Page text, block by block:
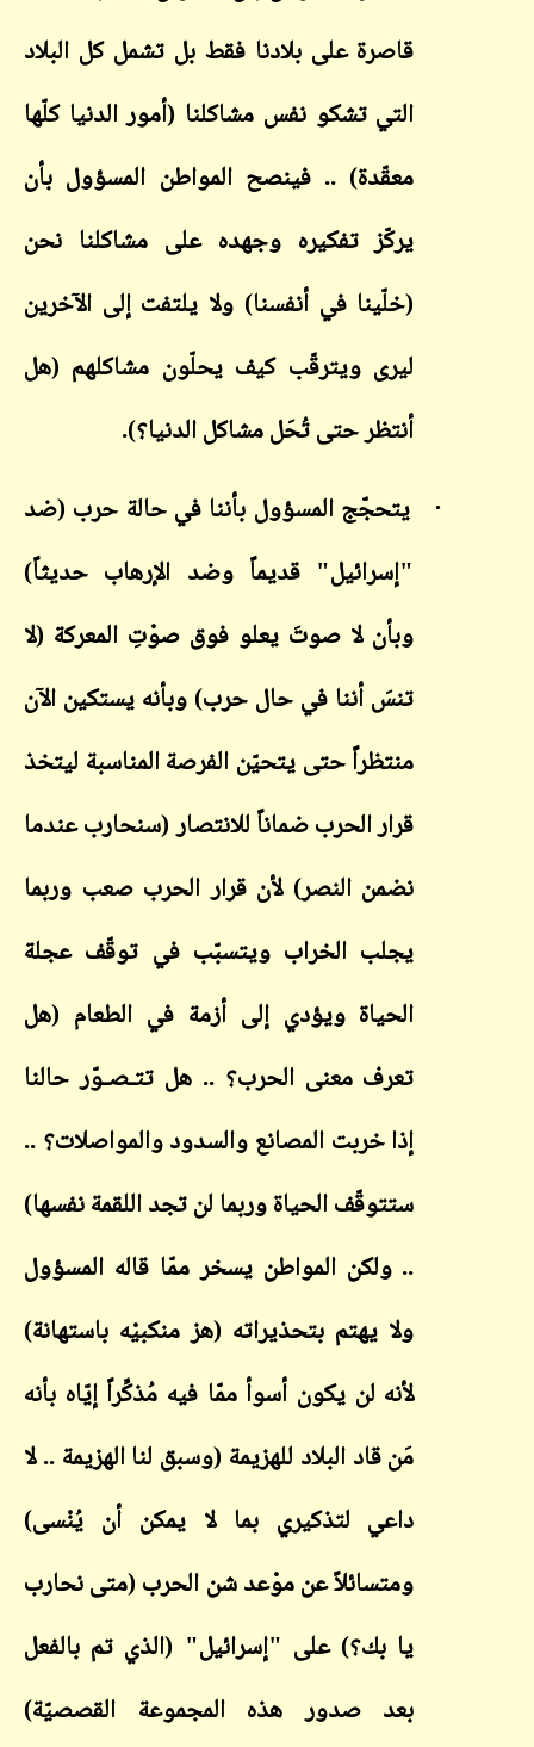
قاصرة على بلادنا فقط بل تشمل كل البلاد
التي تشكو نفس مشاكلنا (أمور الدنيا كلّها
معقّدة) .. فينصح المواطن المسؤول بأن
يركّز تفكيره وجهده على مشاكلنا نحن
(خلّينا في أنفسنا) ولا يلتفت إلى الآخرين
ليرى ويترقّب كيف يحلّون مشاكلهم (هل
أنتظر حتى تُحَل مشاكل الدنيا؟).
· يتحجّج المسؤول بأننا في حالة حرب (ضد
"إسرائيل" قديماً وضد الإرهاب حديثاً)
وبأن لا صوتَ يعلو فوق صوْتِ المعركة (لا
تنسَ أننا في حال حرب) وبأنه يستكين الآن
منتظراً حتى يتحيّن الفرصة المناسبة ليتخذ
قرار الحرب ضماناً للانتصار (سنحارب عندما
نضمن النصر) لأن قرار الحرب صعب وربما
يجلب الخراب ويتسبّب في توقّف عجلة
الحياة ويؤدي إلى أزمة في الطعام (هل
تعرف معنى الحرب؟ .. هل تتـصـوّر حالنا
إذا خربت المصانع والسدود والمواصلات؟ ..
ستتوقّف الحياة وربما لن تجد اللقمة نفسها)
.. ولكن المواطن يسخر ممّا قاله المسؤول
ولا يهتم بتحذيراته (هز منكبيْه باستهانة)
لأنه لن يكون أسوأ ممّا فيه مُذكِّراً إيّاه بأنه
مَن قاد البلاد للهزيمة (وسبق لنا الهزيمة .. لا
داعي لتذكيري بما لا يمكن أن يُنْسى)
ومتسائلاً عن موْعد شن الحرب (متى نحارب
يا بك؟) على "إسرائيل" (الذي تم بالفعل
بعد صدور هذه المجموعة القصصيّة)